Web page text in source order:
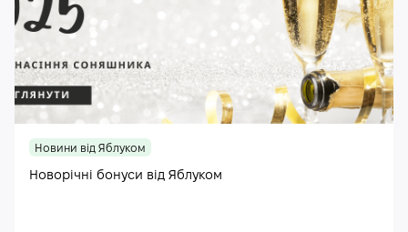
Новини від Яблуком
Новорічні бонуси від Яблуком